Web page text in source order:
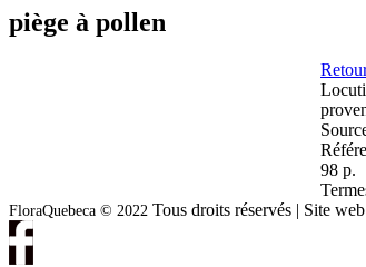
piège à pollen
98 p.
FloraQuebeca © 2022 Tous droits réservés | Site